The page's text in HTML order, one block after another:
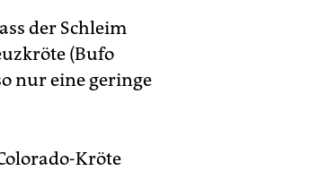
der Schleim
(Bufo
nur eine geringe
Kröte